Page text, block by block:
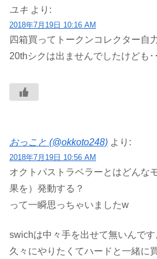
ユキ より:
2018年7月19日 10:16 AM
四箱買ってトークンコレクター自
20thシクは出ませんでしたけども･
おっこと (@okkoto248) より:
2018年7月19日 10:56 AM
オクトパストラベラーとはどんな
果を）発動する？
って一瞬思っちゃいましたw
swichは中々手を出せて無いんで
久々にやりたくてハードと一緒に